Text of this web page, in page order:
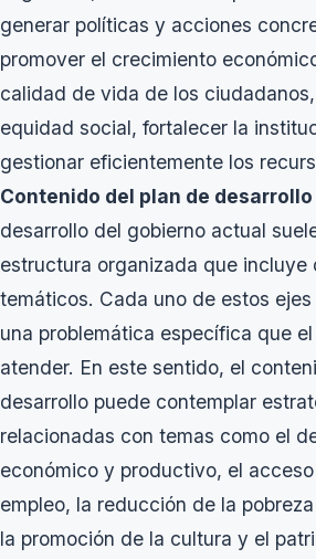
generar políticas y acciones
promover el crecimiento
calidad de vida de los
equidad social, fortalecer la
gestionar eficientemente los
Contenido del plan de desarrollo
desarrollo del gobierno actual
estructura organizada que incluye
temáticos. Cada uno de estos
una problemática específica que
atender. En este sentido, el
desarrollo puede contemplar
relacionadas con temas como el
económico y productivo, el
empleo, la reducción de la
la promoción de la cultura y el